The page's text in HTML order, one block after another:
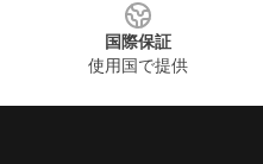
国際保証
使用国で提供